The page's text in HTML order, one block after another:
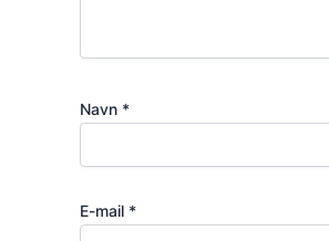
Navn *
E-mail *